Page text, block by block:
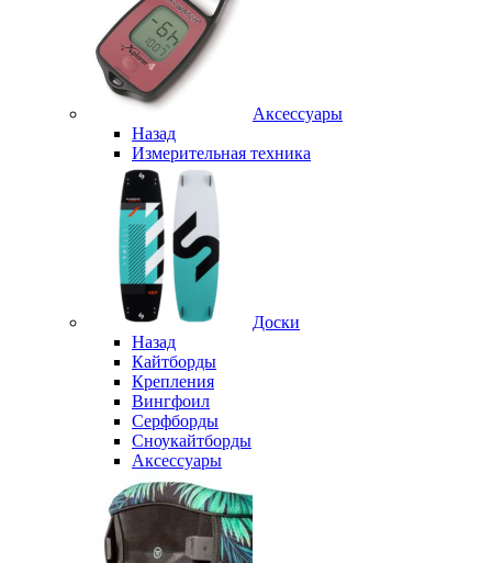
Аксессуары
Назад
Измерительная техника
Доски
Назад
Кайтборды
Крепления
Вингфоил
Серфборды
Сноукайтборды
Аксессуары